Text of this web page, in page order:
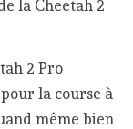
la Cheetah 2
2 Pro
la course à
même bien